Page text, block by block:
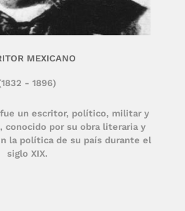
un escritor, político, militar y
conocido por su obra literaria y
la política de su país durante el
siglo XIX.
- 1896)
MEXICANO